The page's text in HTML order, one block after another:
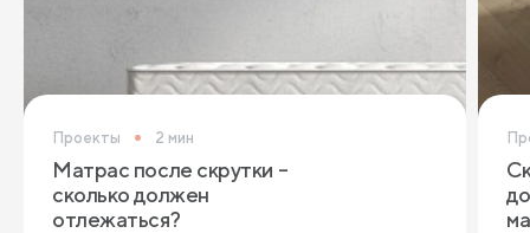
Проекты 2 мин
Матрас после скрутки –
сколько должен
отлежаться?